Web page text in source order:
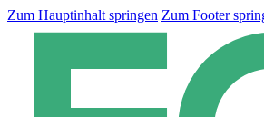
Zum Hauptinhalt springen Zum Footer